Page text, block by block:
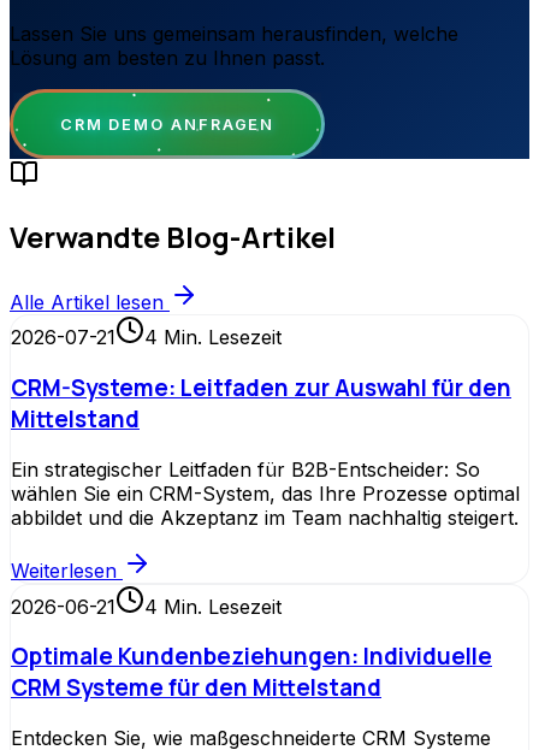
Lassen Sie uns gemeinsam herausfinden, welche
Lösung am besten zu Ihnen passt.
CRM DEMO ANFRAGEN
Verwandte Blog-Artikel
Alle Artikel lesen
2026-07-21
4 Min. Lesezeit
CRM-Systeme: Leitfaden zur Auswahl für den
Mittelstand
Ein strategischer Leitfaden für B2B-Entscheider: So
wählen Sie ein CRM-System, das Ihre Prozesse optimal
abbildet und die Akzeptanz im Team nachhaltig steigert.
Weiterlesen
2026-06-21
4 Min. Lesezeit
Optimale Kundenbeziehungen: Individuelle
CRM Systeme für den Mittelstand
Entdecken Sie, wie maßgeschneiderte CRM Systeme